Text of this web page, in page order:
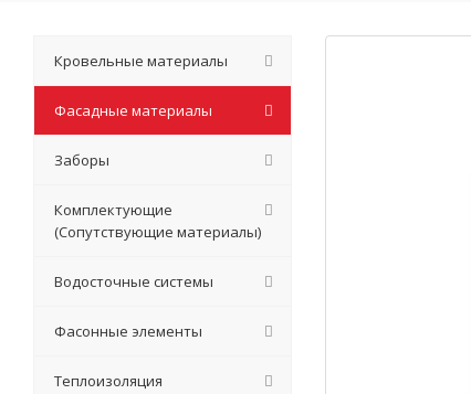
Кровельные материалы
Фасадные материалы
Заборы
Комплектующие
(Сопутствующие материалы)
Водосточные системы
Фасонные элементы
Теплоизоляция